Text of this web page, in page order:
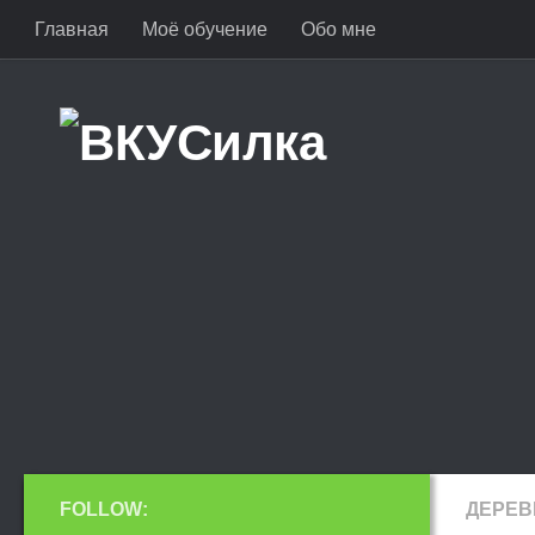
Главная Моё обучение Обо мне
FOLLOW: